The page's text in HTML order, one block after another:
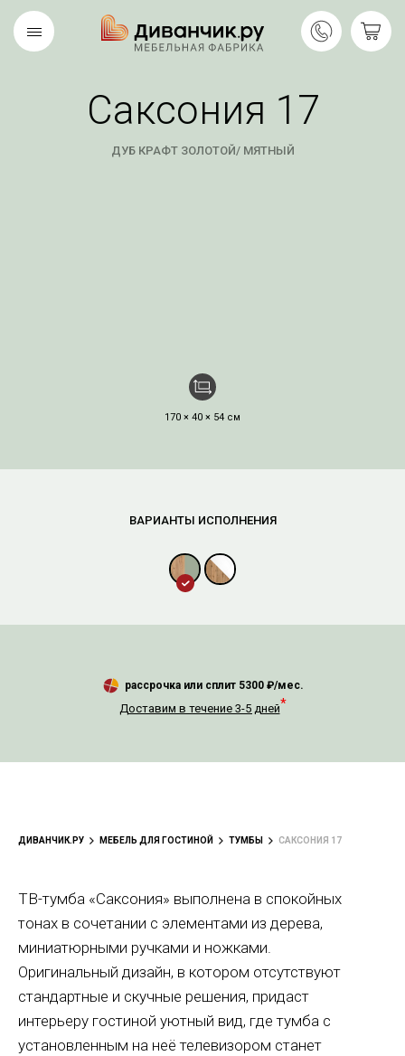
Саксония 17
ДУБ КРАФТ ЗОЛОТОЙ/ МЯТНЫЙ
170 × 40 × 54 см
рассрочка или сплит 5300₽/мес.
Доставим в течение 3-5 дней*
ДИВАНЧИК.РУ МЕБЕЛЬ ДЛЯ ГОСТИНОЙ ТУМБЫ САКСОНИЯ 17
ТВ-тумба «Саксония» выполнена в спокойных
тонах в сочетании с элементами из дерева,
миниатюрными ручками и ножками.
Оригинальный дизайн, в котором отсутствуют
стандартные и скучные решения, придаст
интерьеру гостиной уютный вид, где тумба с
установленным на неё телевизором станет
Скандинавская